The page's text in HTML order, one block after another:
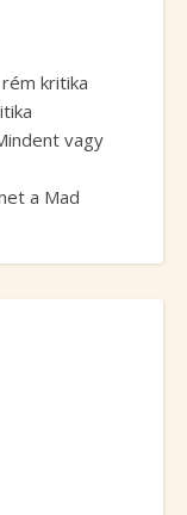
kritika
vagy
a Mad